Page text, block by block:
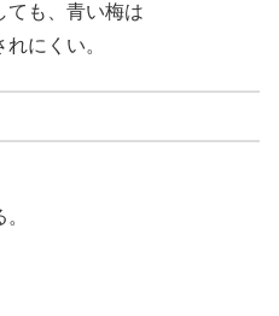
ても、青い梅は
にくい。